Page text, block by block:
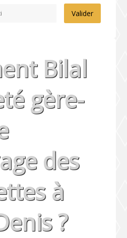
Valider
Bilal
gère-
des
à
?